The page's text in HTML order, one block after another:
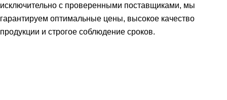
исключительно с проверенными поставщиками, мы
гарантируем оптимальные цены, высокое качество
продукции и строгое соблюдение сроков.